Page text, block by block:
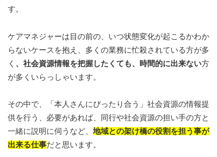
す。
ケアマネジャーは目の前の、いつ状態変化が起こるかわか
らないケースを抱え、多くの業務に忙殺されている方が多
く 、社会資源情報を把握したくても、時間的に出来ない方
が多くいらっしゃいます。
その中で、「本人さんにぴったり合う」社会資源の情報提
供を行う、必要があれば、同行や社会資源の担い手の方と
一緒に説明に伺うなど、 地域との架け橋の役割を担う事が
出来る仕事だと思います。